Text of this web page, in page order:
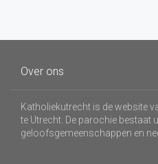
Over ons
Katholiekutrecht is de website
te Utrecht. De parochie bestaat
geloofsgemeenschappen en